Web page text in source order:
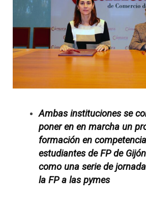
Ambas instituciones se
poner en en marcha un
formación en
estudiantes de FP de
como una serie de
la FP a las pymes